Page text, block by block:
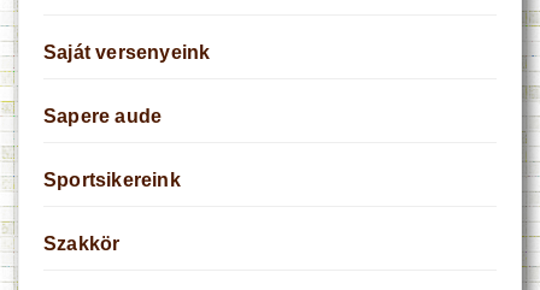
Saját versenyeink
Sapere aude
Sportsikereink
Szakkör